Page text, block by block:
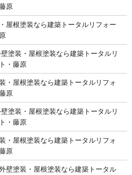
原
屋根塗装なら建築トータルリフォー
塗装・屋根塗装なら建築トータルリ
・藤原
・屋根塗装なら建築トータルリフォ
原
塗装・屋根塗装なら建築トータルリ
・藤原
・屋根塗装なら建築トータルリフォ
原
壁塗装・屋根塗装なら建築トータル